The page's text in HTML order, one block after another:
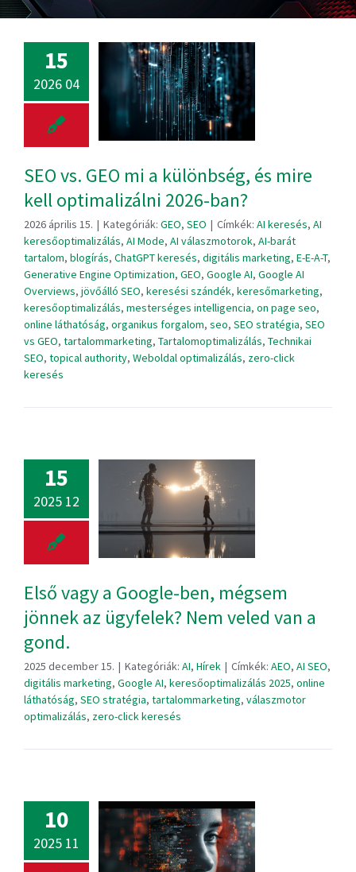
15
2026 04
SEO vs. GEO mi a különbség, és mire
kell optimalizálni 2026-ban?
2026 április 15. | Kategóriák: GEO, SEO | Címkék: AI keresés, AI
keresőoptimalizálás, AI Mode, AI válaszmotorok, AI-barát
tartalom, blogírás, ChatGPT keresés, digitális marketing, E-E-A-T,
Generative Engine Optimization, GEO, Google AI, Google AI
Overviews, jövőálló SEO, keresési szándék, keresőmarketing,
keresőoptimalizálás, mesterséges intelligencia, on page seo,
online láthatóság, organikus forgalom, seo, SEO stratégia, SEO
vs GEO, tartalommarketing, Tartalomoptimalizálás, Technikai
SEO, topical authority, Weboldal optimalizálás, zero-click
keresés
15
2025 12
Első vagy a Google-ben, mégsem
jönnek az ügyfelek? Nem veled van a
gond.
2025 december 15. | Kategóriák: AI, Hírek | Címkék: AEO, AI SEO,
digitális marketing, Google AI, keresőoptimalizálás 2025, online
láthatóság, SEO stratégia, tartalommarketing, válaszmotor
optimalizálás, zero-click keresés
10
2025 11